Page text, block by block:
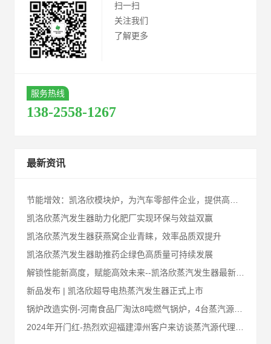
扫一扫
关注我们
了解更多
服务热线
138-2558-1267
最新资讯
节能增效：凯洛欣模块炉，为汽车零部件企业，提供高性能节能解决方案！
凯洛欣蒸汽发生器助力化肥厂实现环保与效益双赢
凯洛欣蒸汽发生器获燕窝企业青睐，效率品质双提升
凯洛欣蒸汽发生器助推药企绿色高质量可持续发展
解锁性能新高度，赋能高效未来--凯洛欣蒸汽发生器最新升级汇总
新品发布 | 凯洛欣超导电热蒸汽发生器正式上市
锅炉改造实例-河南食品厂淘汰8吨燃气锅炉，4台蒸汽源来替代
2024年开门红-热烈欢迎福建漳州客户来访谈蒸汽源代理合作事宜